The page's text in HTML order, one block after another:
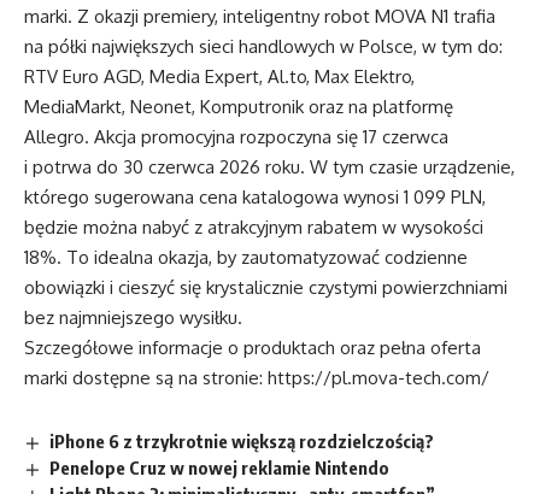
marki. Z okazji premiery, inteligentny robot MOVA N1 trafia
na półki największych sieci handlowych w Polsce, w tym do:
RTV Euro AGD, Media Expert, Al.to, Max Elektro,
MediaMarkt, Neonet, Komputronik oraz na platformę
Allegro. Akcja promocyjna rozpoczyna się 17 czerwca
i potrwa do 30 czerwca 2026 roku. W tym czasie urządzenie,
którego sugerowana cena katalogowa wynosi 1 099 PLN,
będzie można nabyć z atrakcyjnym rabatem w wysokości
18%. To idealna okazja, by zautomatyzować codzienne
obowiązki i cieszyć się krystalicznie czystymi powierzchniami
bez najmniejszego wysiłku.
Szczegółowe informacje o produktach oraz pełna oferta
marki dostępne są na stronie: https://pl.mova-tech.com/
iPhone 6 z trzykrotnie większą rozdzielczością?
Penelope Cruz w nowej reklamie Nintendo